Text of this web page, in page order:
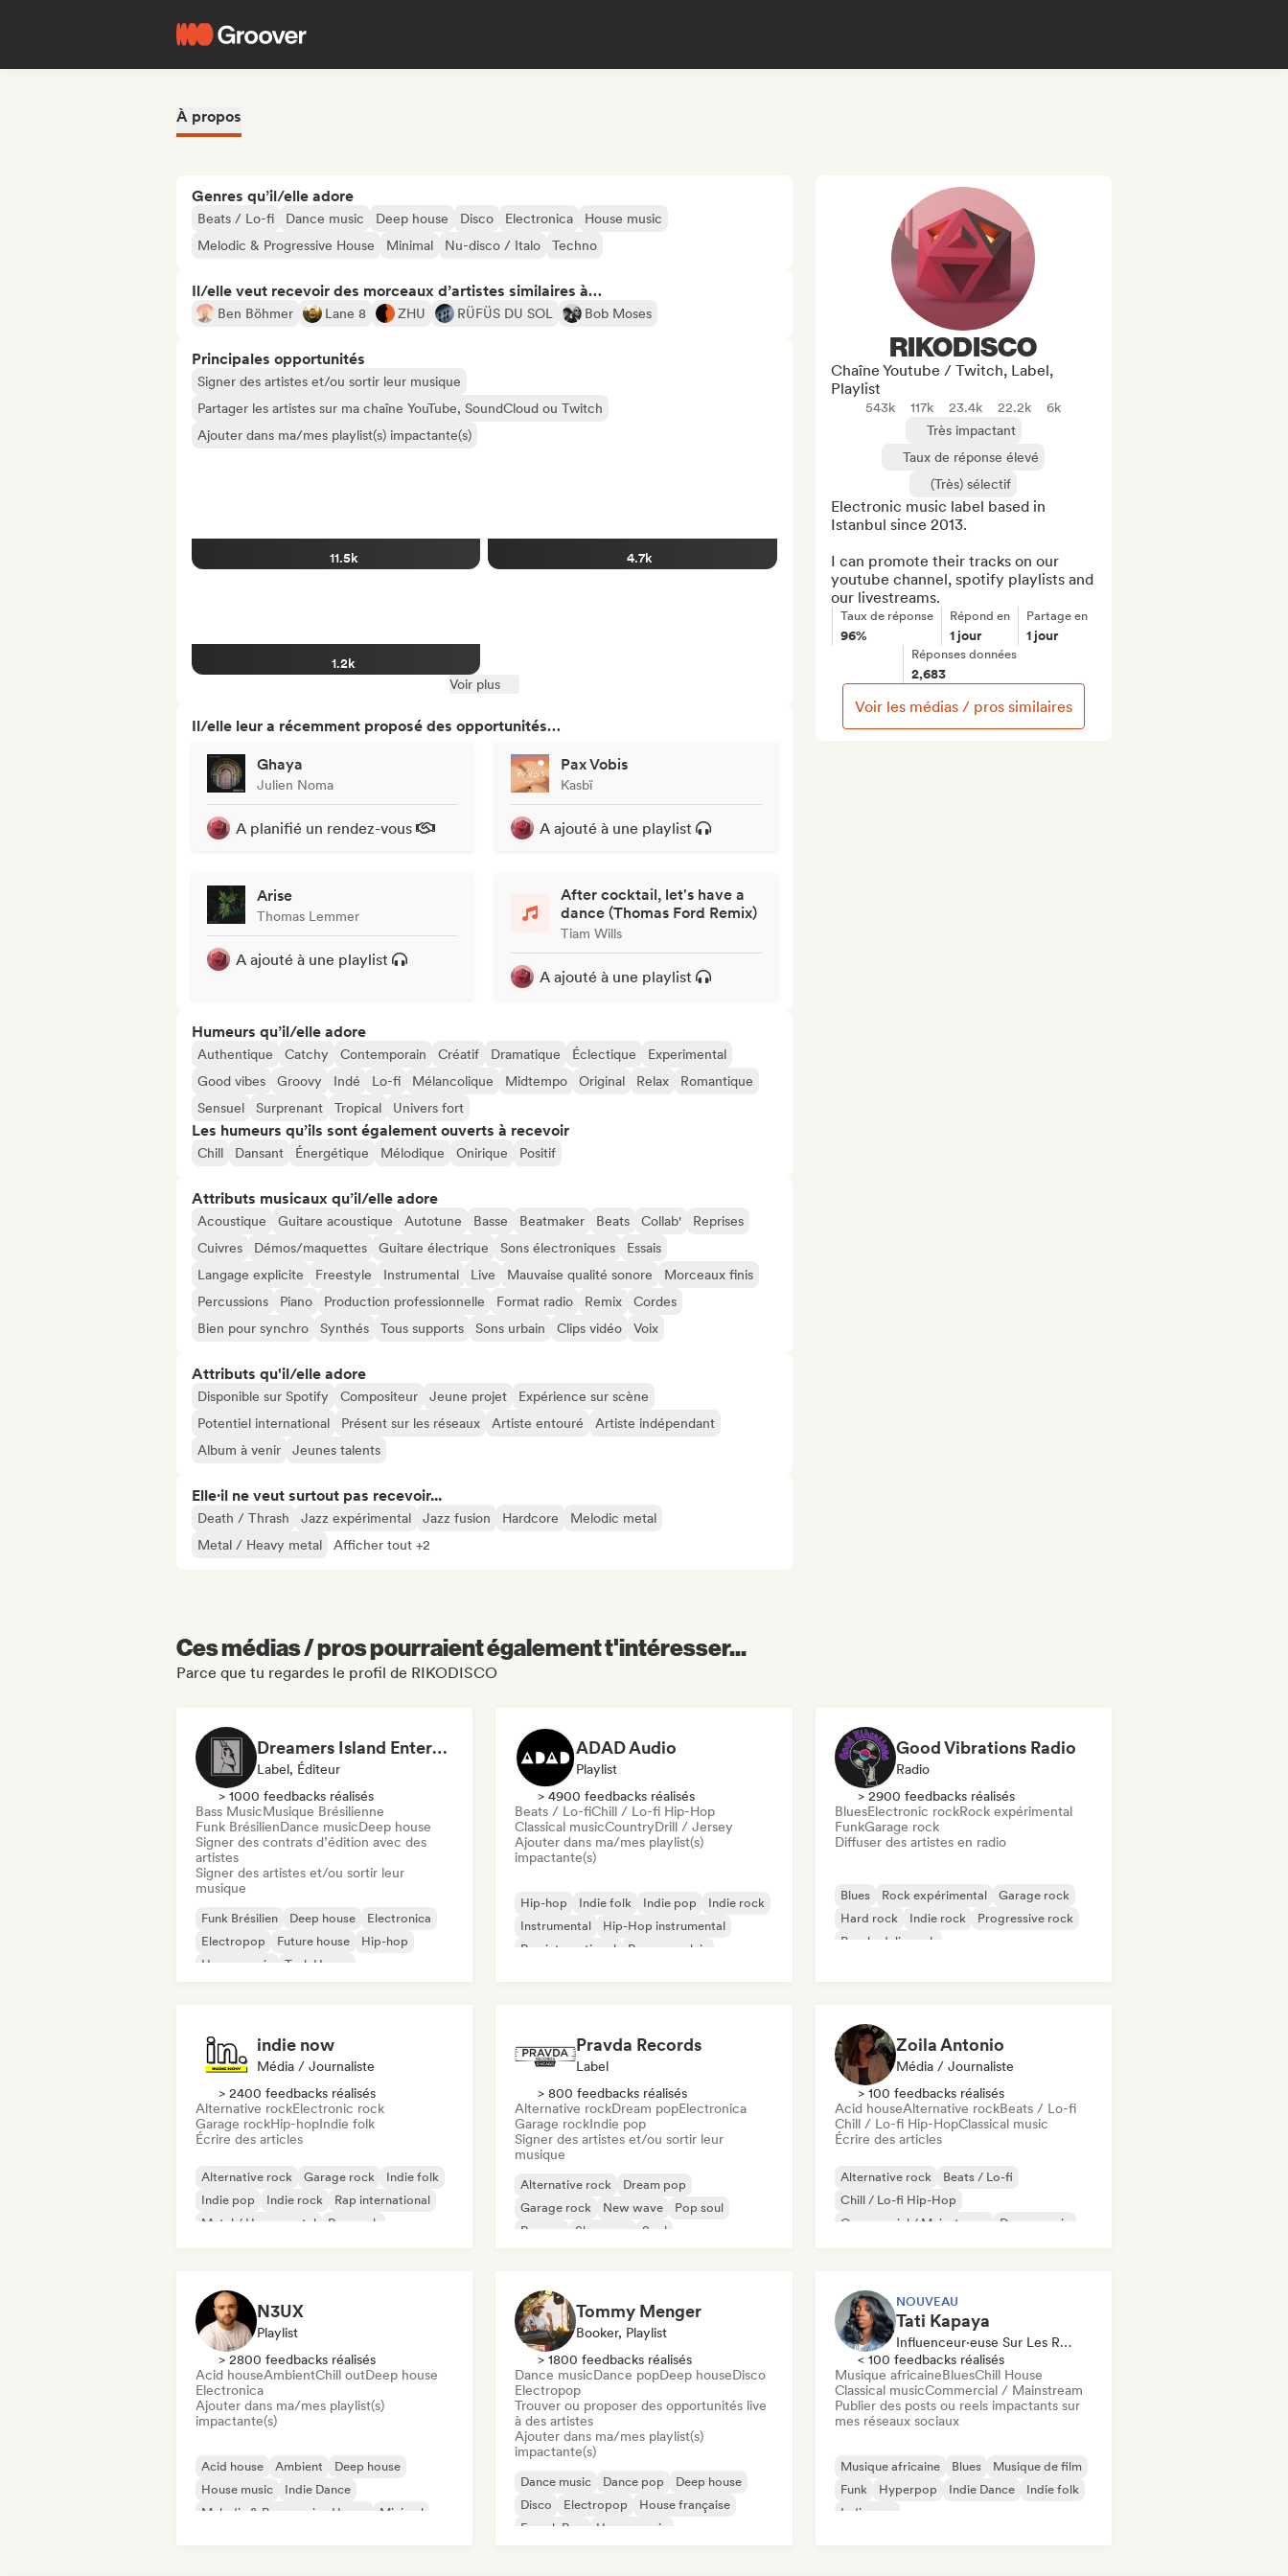
À propos
Genres qu’il/elle adore
Beats / Lo-fi Dance music Deep house Disco Electronica
House music
Melodic & Progressive House
Minimal Nu-disco / Italo Techno
Il/elle veut recevoir des morceaux d’artistes similaires à…
Ben Böhmer Lane 8 ZHU RÜFÜS DU SOL Bob Moses
Principales opportunités
Signer des artistes et/ou sortir leur musique
Partager les artistes sur ma chaîne YouTube, SoundCloud ou Twitch
Ajouter dans ma/mes playlist(s) impactante(s)
11.5k 4.7k
1.2k
Voir plus
Il/elle leur a récemment proposé des opportunités…
Ghaya
Julien Noma
A planifié un rendez-vous
Pax Vobis
Kasbï
A ajouté à une playlist
Arise
Thomas Lemmer
A ajouté à une playlist
After cocktail, let's have a
dance (Thomas Ford Remix)
Tiam Wills
A ajouté à une playlist
Humeurs qu’il/elle adore
Authentique Catchy Contemporain Créatif Dramatique Éclectique
Experimental
Good vibes
Groovy Indé Lo-fi Mélancolique Midtempo Original Relax
Romantique
Sensuel
Surprenant Tropical Univers fort
Les humeurs qu’ils sont également ouverts à recevoir
Chill Dansant Énergétique Mélodique Onirique Positif
Attributs musicaux qu’il/elle adore
Acoustique Guitare acoustique Autotune Basse Beatmaker Beats Collab'
Reprises
Cuivres
Démos/maquettes Guitare électrique Sons électroniques
Essais
Langage explicite
Freestyle Instrumental Live Mauvaise qualité sonore
Morceaux finis
Percussions
Piano Production professionnelle Format radio Remix
Cordes
Bien pour synchro
Synthés Tous supports Sons urbain Clips vidéo Voix
Attributs qu'il/elle adore
Disponible sur Spotify Compositeur Jeune projet
Expérience sur scène
Potentiel international
Présent sur les réseaux Artiste entouré
Artiste indépendant
Album à venir
Jeunes talents
Elle·il ne veut surtout pas recevoir...
Death / Thrash Jazz expérimental Jazz fusion Hardcore
Melodic metal
Metal / Heavy metal
Afficher tout +2
RIKODISCO
Chaîne Youtube / Twitch, Label,
Playlist
543k 117k 23.4k 22.2k
6k
Très impactant
Taux de réponse élevé
(Très) sélectif
Electronic music label based in
Istanbul since 2013.
I can promote their tracks on our
youtube channel, spotify playlists and
our livestreams.
Taux de réponse
96%
Répond en
1 jour
Partage en
1 jour
Réponses données
2,683
Voir les médias / pros similaires
Ces médias / pros pourraient également t'intéresser...
Parce que tu regardes le profil de RIKODISCO
Dreamers Island Entertainment
Label, Éditeur
> 1000 feedbacks réalisés
Bass MusicMusique Brésilienne
Funk BrésilienDance musicDeep house
Signer des contrats d’édition avec des
artistes
Signer des artistes et/ou sortir leur
musique
Funk Brésilien Deep house
Electronica
Electropop
Future house
Hip-hop
House music
Tech House
ADAD Audio
Playlist
> 4900 feedbacks réalisés
Beats / Lo-fiChill / Lo-fi Hip-Hop
Classical musicCountryDrill / Jersey
Ajouter dans ma/mes playlist(s)
impactante(s)
Hip-hop Indie folk Indie pop
Indie rock
Instrumental
Hip-Hop instrumental
Rap international
Rap en anglais
Good Vibrations Radio
Radio
> 2900 feedbacks réalisés
BluesElectronic rockRock expérimental
FunkGarage rock
Diffuser des artistes en radio
Blues Rock expérimental
Garage rock
Hard rock
Indie rock
Progressive rock
Psychedelic rock
indie now
Média / Journaliste
> 2400 feedbacks réalisés
Alternative rockElectronic rock
Garage rockHip-hopIndie folk
Écrire des articles
Alternative rock Garage rock
Indie folk
Indie pop
Indie rock
Rap international
Metal / Heavy metal
Pop rock
Pravda Records
Label
> 800 feedbacks réalisés
Alternative rockDream popElectronica
Garage rockIndie pop
Signer des artistes et/ou sortir leur
musique
Alternative rock
Dream pop
Garage rock
New wave
Pop soul
Reggae
Shoegaze Soul
Zoila Antonio
Média / Journaliste
> 100 feedbacks réalisés
Acid houseAlternative rockBeats / Lo-fi
Chill / Lo-fi Hip-HopClassical music
Écrire des articles
Alternative rock
Beats / Lo-fi
Chill / Lo-fi Hip-Hop
Commercial / Mainstream
Dance music
N3UX
Playlist
> 2800 feedbacks réalisés
Acid houseAmbientChill outDeep house
Electronica
Ajouter dans ma/mes playlist(s)
impactante(s)
Acid house Ambient
Deep house
House music
Indie Dance
Melodic & Progressive House
Minimal
Tommy Menger
Booker, Playlist
> 1800 feedbacks réalisés
Dance musicDance popDeep houseDisco
Electropop
Trouver ou proposer des opportunités live
à des artistes
Ajouter dans ma/mes playlist(s)
impactante(s)
Dance music Dance pop
Deep house
Disco
Electropop
House française
French Pop
House music
NOUVEAU
Tati Kapaya
Influenceur·euse Sur Les Réseaux Sociaux
< 100 feedbacks réalisés
Musique africaineBluesChill House
Classical musicCommercial / Mainstream
Publier des posts ou reels impactants sur
mes réseaux sociaux
Musique africaine Blues
Musique de film
Funk
Hyperpop Indie Dance
Indie folk
Indie pop